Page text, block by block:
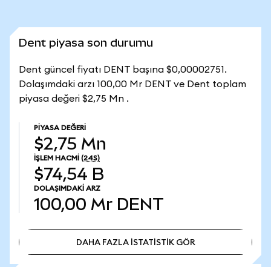
Dent piyasa son durumu
Dent güncel fiyatı DENT başına $0,00002751.
Dolaşımdaki arzı 100,00 Mr DENT ve Dent toplam
piyasa değeri $2,75 Mn .
PIYASA DEĞERI
$2,75 Mn
İŞLEM HACMI (24S)
$74,54 B
DOLAŞIMDAKI ARZ
100,00 Mr DENT
DAHA FAZLA İSTATİSTİK GÖR